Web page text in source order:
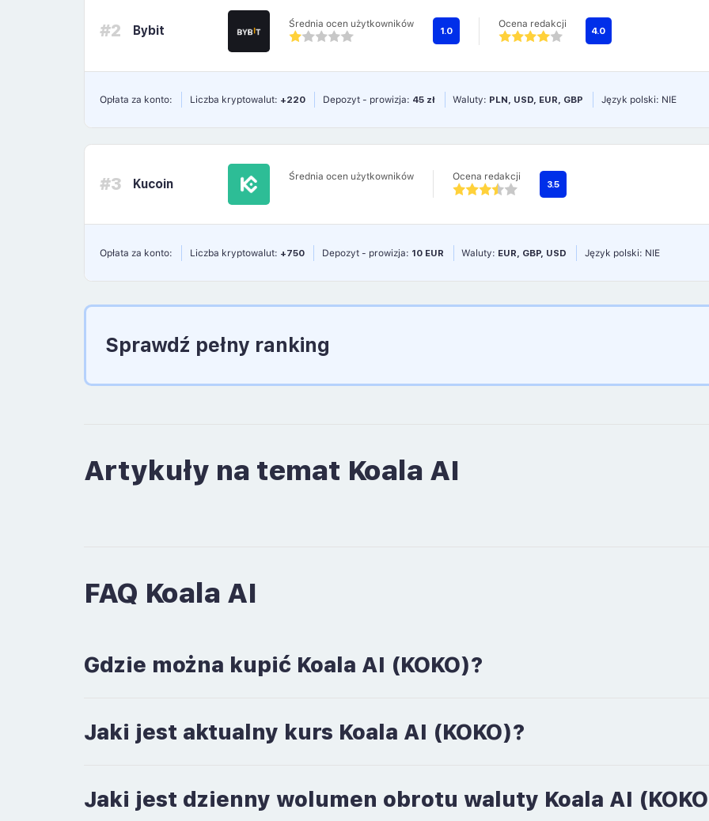
#2 Bybit Średnia ocen użytkowników
1.0
Ocena redakcji
4.0
Opłata za konto: Liczba kryptowalut: +220 Depozyt - prowizja: 45 zł Waluty: PLN, USD, EUR, GBP Język polski: NIE
#3 Kucoin Średnia ocen użytkowników Ocena redakcji
3.5
Opłata za konto: Liczba kryptowalut: +750 Depozyt - prowizja: 10 EUR Waluty: EUR, GBP, USD Język polski: NIE
Sprawdź pełny ranking
Artykuły na temat Koala AI
FAQ Koala AI
Gdzie można kupić Koala AI (KOKO)?
Jaki jest aktualny kurs Koala AI (KOKO)?
Jaki jest dzienny wolumen obrotu waluty Koala AI